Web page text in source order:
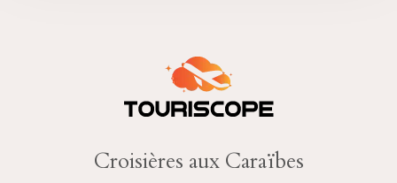
Croisières aux Caraïbes